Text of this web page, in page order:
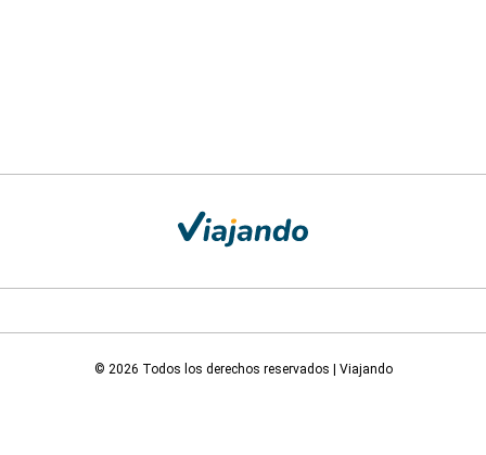
© 2026 Todos los derechos reservados | Viajando